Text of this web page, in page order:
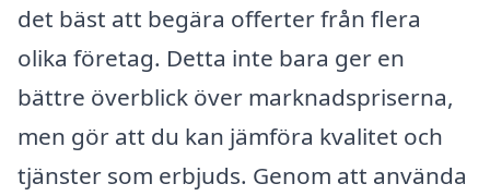
det bäst att begära offerter från flera
olika företag. Detta inte bara ger en
bättre överblick över marknadspriserna,
men gör att du kan jämföra kvalitet och
tjänster som erbjuds. Genom att använda